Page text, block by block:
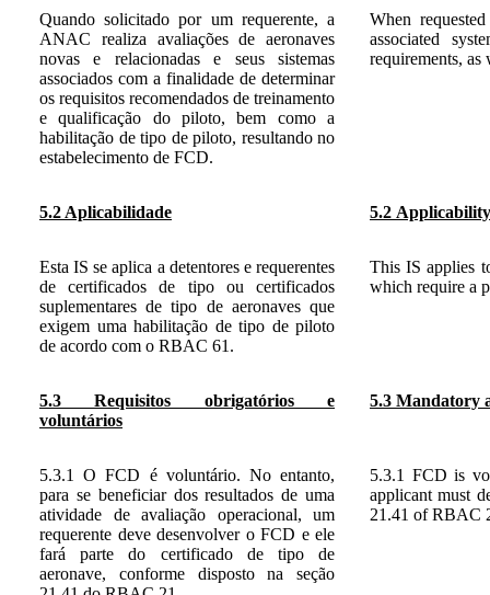
Quando solicitado por um requerente, a
ANAC realiza avaliações de aeronaves
novas e relacionadas e seus sistemas
associados com a finalidade de determinar
os requisitos recomendados de treinamento
e qualificação do piloto, bem como a
habilitação de tipo de piloto, resultando no
estabelecimento de FCD.
When
associated
requirements,
5.2 Aplicabilidade 5.2 Applicability
Esta IS se aplica a detentores e requerentes
de certificados de tipo ou certificados
suplementares de tipo de aeronaves que
exigem uma habilitação de tipo de piloto
de acordo com o RBAC 61.
This IS applies
which require a
5.3 Requisitos obrigatórios e
voluntários
5.3 Mandatory
5.3.1 O FCD é voluntário. No entanto,
para se beneficiar dos resultados de uma
atividade de avaliação operacional, um
requerente deve desenvolver o FCD e ele
fará parte do certificado de tipo de
aeronave, conforme disposto na seção
5.3.1 FCD is
applicant must
21.41 of RBAC